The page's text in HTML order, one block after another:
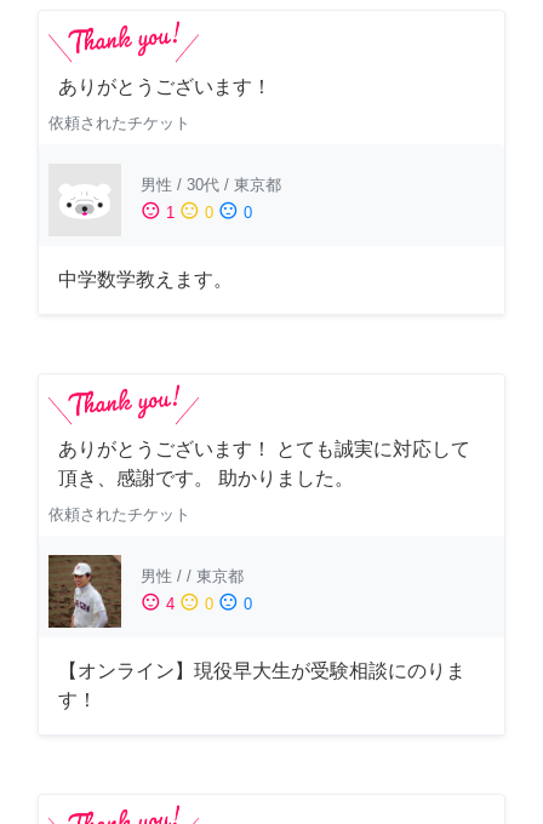
ありがとうございます！
依頼されたチケット
男性 / 30代 / 東京都
sentiment_satisfied 1 sentiment_neutral 0 sentiment_dissatisfied 0
中学数学教えます。
ありがとうございます！ とても誠実に対応して
頂き、感謝です。 助かりました。
依頼されたチケット
男性 / / 東京都
sentiment_satisfied 4 sentiment_neutral 0 sentiment_dissatisfied 0
【オンライン】現役早大生が受験相談にのりま
す！